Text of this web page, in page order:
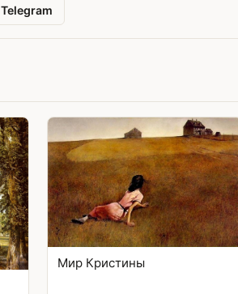
Telegram
Мир Кристины